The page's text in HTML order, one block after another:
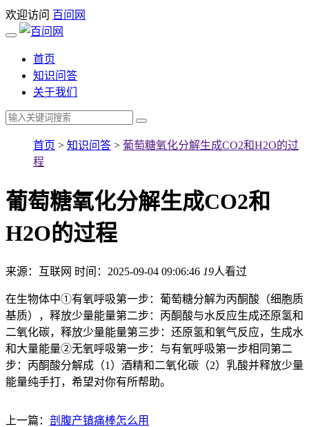
欢迎访问 百问网
首页
知识问答
关于我们
首页 > 知识问答 > 葡萄糖氧化分解生成CO2和H2O的过
程
葡萄糖氧化分解生成CO2和
H2O的过程
来源：互联网 时间：2025-09-04 09:06:46 19人看过
在生物体中①有氧呼吸第一步：葡萄糖分解为丙酮酸（细胞质
基质），释放少量能量第二步：丙酮酸与水反应生成还原氢和
二氧化碳，释放少量能量第三步：还原氢和氧气反应，生成水
和大量能量②无氧呼吸第一步：与有氧呼吸第一步相同第二
步：丙酮酸分解成（1）酒精和二氧化碳（2）乳酸并释放少量
能量纯手打，希望对你有所帮助。
上一篇： 剖腹产镇痛棒怎么用